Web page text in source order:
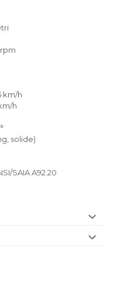
km/h
h
solide)
SAIA A92.20